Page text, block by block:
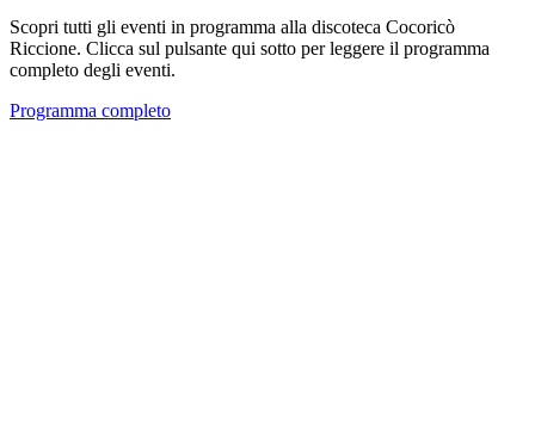
Scopri tutti gli eventi in programma alla discoteca Cocoricò
Riccione. Clicca sul pulsante qui sotto per leggere il programma
completo degli eventi.
Programma completo